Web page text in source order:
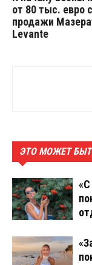
от 80 тыс. евро
продажи
Levante
ЭТО МОЖЕТ